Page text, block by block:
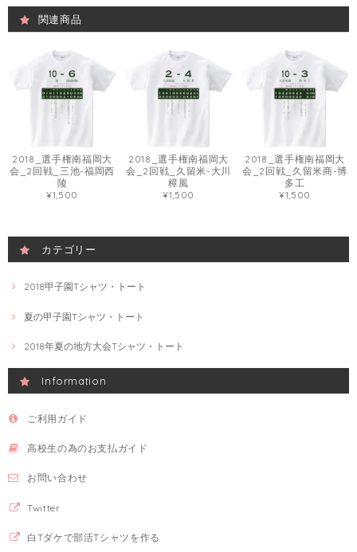
関連商品
2018_選手権南福岡大
会_2回戦_三池-福岡西
陵
¥1,500
2018_選手権南福岡大
会_2回戦_久留米-大川
樟風
¥1,500
2018_選手権南福岡大
会_2回戦_久留米商-博
多工
¥1,500
カテゴリー
2018甲子園Tシャツ・トート
夏の甲子園Tシャツ・トート
2018年夏の地方大会Tシャツ・トート
Information
ご利用ガイド
高校生の為のお支払ガイド
お問い合わせ
Twitter
白Tダケで部活Tシャツを作る